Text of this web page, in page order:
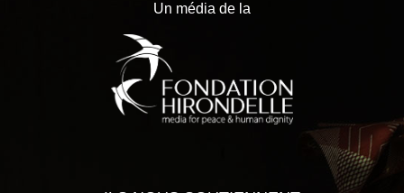
Un média de la